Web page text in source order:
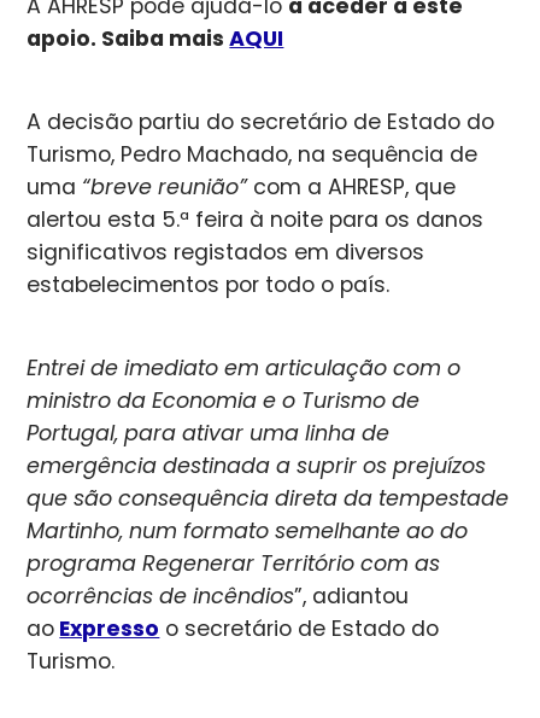
A AHRESP pode ajudá-lo a aceder a este
apoio. Saiba maisAQUI
A decisão partiu do secretário de Estado do
Turismo, Pedro Machado, na sequência de
uma “breve reunião”com a AHRESP, que
alertou esta 5.ª feira à noite para os danos
significativos registados em diversos
estabelecimentos por todo o país.
Entrei de imediato em articulação com o
ministro da Economia e o Turismo de
Portugal, para ativar uma linha de
emergência destinada a suprir os prejuízos
que são consequência direta da tempestade
Martinho, num formato semelhante ao do
programa Regenerar Território com as
ocorrências de incêndios”, adiantou
ao Expresso o secretário de Estado do
Turismo.